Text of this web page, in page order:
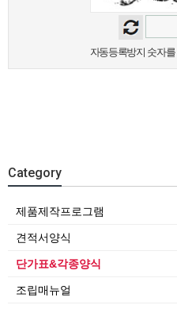
자동등록방지 숫자
Category
제품제작프로그램
견적서양식
단가표&각종양식
조립매뉴얼